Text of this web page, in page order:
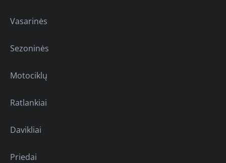
Vasarinės
Sezoninės
Motociklų
Ratlankiai
Davikliai
Priedai